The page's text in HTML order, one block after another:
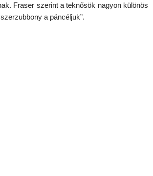
Fraser szerint a teknősök nagyon különös
a páncéljuk”.